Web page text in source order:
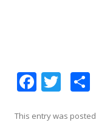
F
e
T
itt
This entry was